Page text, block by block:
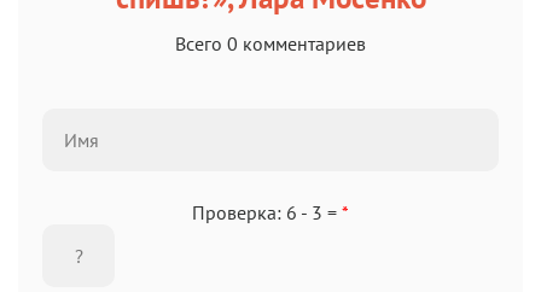
Всего 0 комментариев
Проверка: 6 - 3 = *